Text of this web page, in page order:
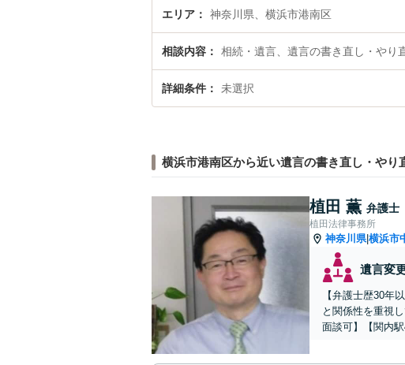
エリア 神奈川県、横浜市港南区
相談内容 相続・遺言、遺言の書き直し・やり
詳細条件 未選択
横浜市港南区から近い遺言の書き直し・やり
植田 薫 弁護士
植田法律事務所
神奈川県|横浜市
遺言変
【弁護士歴30年
と関係性を重視
面談可】【関内駅